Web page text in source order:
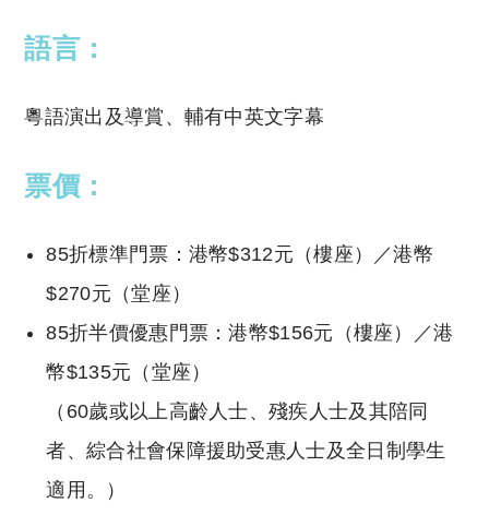
語言：
粵語演出及導賞、輔有中英文字幕
票價：
85折標準門票：港幣$312元（樓座）／港幣
$270元（堂座）
85折半價優惠門票：港幣$156元（樓座）／港
幣$135元（堂座）
（60歲或以上高齡人士、殘疾人士及其陪同
者、綜合社會保障援助受惠人士及全日制學生
適用。）